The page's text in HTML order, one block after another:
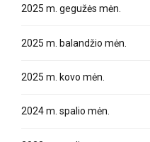
2025 m. gegužės mėn.
2025 m. balandžio mėn.
2025 m. kovo mėn.
2024 m. spalio mėn.